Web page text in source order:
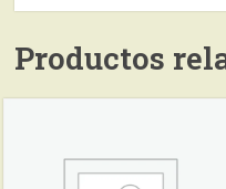
Productos